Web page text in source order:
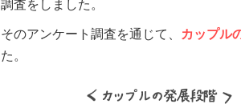
そのアンケート調査を通じて、 カップル
た。